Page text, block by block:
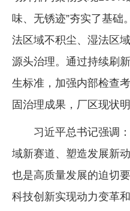
味、无锈迹”夯实了基础
法区域不积尘、湿法区
源头治理。通过持续刷
生标准，加强内部检查
固治理成果，厂区现状明
习近平总书记强调
域新赛道、塑造发展新
也是高质量发展的迫切
科技创新实现动力变革